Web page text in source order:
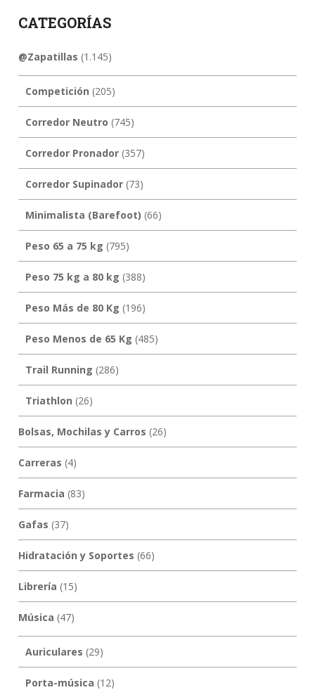
CATEGORÍAS
@Zapatillas (1.145)
Competición (205)
Corredor Neutro (745)
Corredor Pronador(357)
Corredor Supinador(73)
Minimalista (Barefoot) (66)
Peso 65 a 75 kg (795)
Peso 75 kg a 80 kg (388)
Peso Más de 80 Kg (196)
Peso Menos de 65 Kg (485)
Trail Running (286)
Triathlon (26)
Bolsas, Mochilas y Carros (26)
Carreras (4)
Farmacia (83)
Gafas (37)
Hidratación y Soportes (66)
Librería (15)
Música (47)
Auriculares (29)
Porta-música (12)